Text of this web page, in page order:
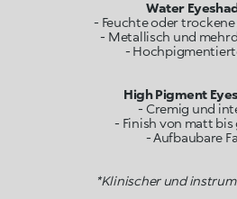
Water
- Feuchte oder
- Metallisch und
-
High Pigment
- Cremig und
- Finish von matt
- Aufbaubare
*Klinischer und